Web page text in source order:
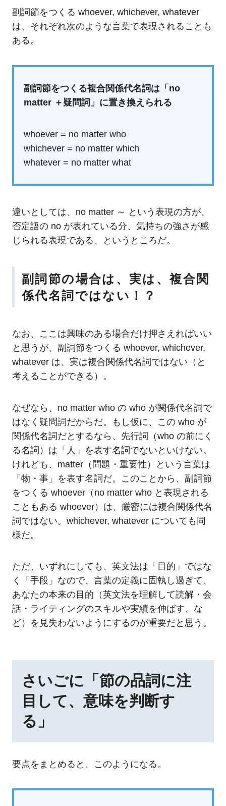
副詞節をつくる whoever, whichever, whatever
は、それぞれ次のような言葉で表現されることも
ある。
副詞節をつくる複合関係代名詞は「no
matter ＋疑問詞」に置き換えられる
whoever = no matter who
whichever = no matter which
whatever = no matter what
違いとしては、no matter ～ という表現の方が、
否定語の no が表れている分、気持ちの強さが感
じられる表現である、というところだ。
副詞節の場合は、実は、複合関
係代名詞ではない！？
なお、ここは興味のある場合だけ押さえればいい
と思うが、副詞節をつくる whoever, whichever,
whatever は、実は複合関係代名詞ではない（と
考えることができる）。
なぜなら、no matter who の who が関係代名詞で
はなく疑問詞だからだ。もし仮に、この who が
関係代名詞だとするなら、先行詞（who の前にく
る名詞）は「人」を表す名詞でないといけない。
けれども、matter（問題・重要性）という言葉は
「物・事」を表す名詞だ。このことから、副詞節
をつくる whoever（no matter who と表現される
こともある whoever）は、厳密には複合関係代名
詞ではない。whichever, whatever についても同
様だ。
ただ、いずれにしても、英文法は「目的」ではな
く「手段」なので、言葉の定義に固執し過ぎて、
あなたの本来の目的（英文法を理解して読解・会
話・ライティングのスキルや実績を伸ばす、な
ど）を見失わないようにするのが重要だと思う。
さいごに「節の品詞に注
目して、意味を判断す
る」
要点をまとめると、このようになる。